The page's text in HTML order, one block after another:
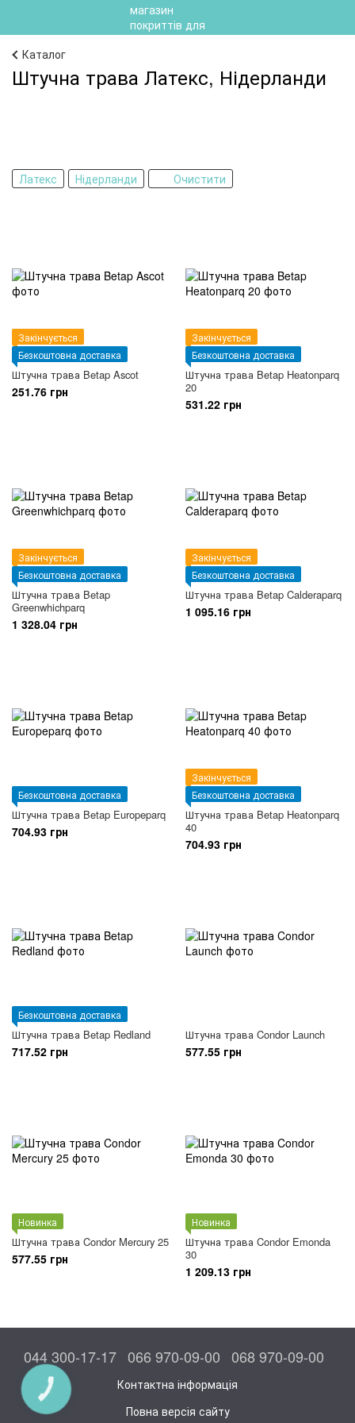
Каталог
Штучна трава Латекс, Нідерланди
Латекс Нідерланди Очистити
Закінчується
Безкоштовна доставка
Штучна трава Betap Ascot
251.76 грн
Закінчується
Безкоштовна доставка
Штучна трава Betap Heatonparq
20
531.22 грн
Закінчується
Безкоштовна доставка
Штучна трава Betap
Greenwhichparq
1 328.04 грн
Закінчується
Безкоштовна доставка
Штучна трава Betap Calderaparq
1 095.16 грн
Безкоштовна доставка
Штучна трава Betap Europeparq
704.93 грн
Закінчується
Безкоштовна доставка
Штучна трава Betap Heatonparq
40
704.93 грн
Безкоштовна доставка
Штучна трава Betap Redland
717.52 грн
Штучна трава Condor Launch
577.55 грн
Новинка
Штучна трава Condor Mercury 25
577.55 грн
Новинка
Штучна трава Condor Emonda
30
1 209.13 грн
044 300-17-17 066 970-09-00 068 970-09-00
Контактна інформація
Повна версія сайту
КНОПКА
ЗВ'ЯЗКУ